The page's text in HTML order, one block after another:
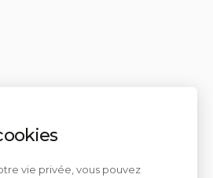
vie privée, vous pouvez